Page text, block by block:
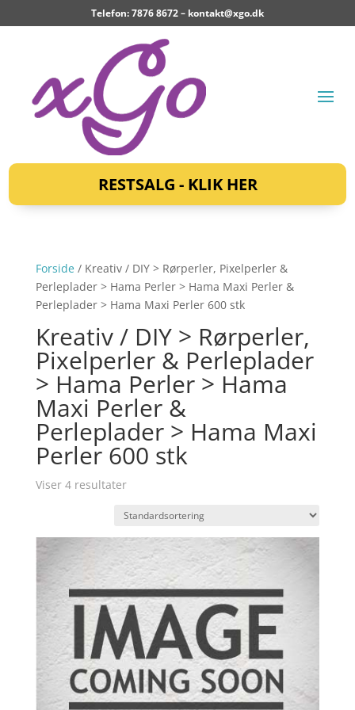
Telefon: 7876 8672 – kontakt@xgo.dk
RESTSALG - KLIK HER
Forside/ Kreativ / DIY > Rørperler, Pixelperler &
Perleplader > Hama Perler > Hama Maxi Perler &
Perleplader > Hama Maxi Perler 600 stk
Kreativ / DIY > Rørperler,
Pixelperler & Perleplader
> Hama Perler > Hama
Maxi Perler &
Perleplader > Hama Maxi
Perler 600 stk
Viser 4 resultater